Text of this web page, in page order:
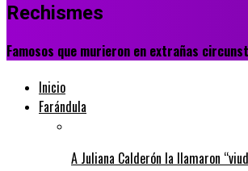
Rechismes
Famosos que murieron en extrañas
Inicio
Farándula
A Juliana Calderón la llamaron